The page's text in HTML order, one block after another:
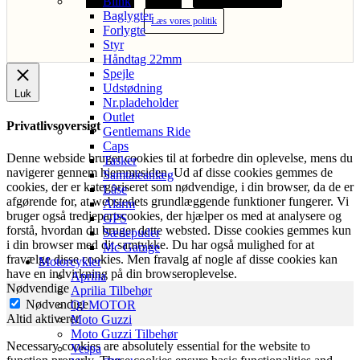
Baglygter
Forlygte
Styr
Håndtag 22mm
Spejle
Udstødning
Nr.pladeholder
Outlet
Gentlemans Ride
Caps
Tasker
Samtaleanlæg
Låse
Alarm
GPS
Sædepuder
Mc Garage
Motorcykler
Aprilia
Aprilia Tilbehør
QJ MOTOR
Moto Guzzi
Moto Guzzi Tilbehør
Vespa
Læs vores politik
Luk
Privatlivsoversigt
Denne webside bruger cookies til at forbedre din oplevelse, mens du
navigerer gennem hjemmesiden. Ud af disse cookies gemmes de
cookies, der er kategoriseret som nødvendige, i din browser, da de er
afgørende for, at webstedets grundlæggende funktioner fungerer. Vi
bruger også tredjepartscookies, der hjælper os med at analysere og
forstå, hvordan du bruger dette websted. Disse cookies gemmes kun
i din browser med dit samtykke. Du har også mulighed for at
fravælge disse cookies. Men fravalg af nogle af disse cookies kan
have en indvirkning på din browseroplevelse.
Nødvendige
Nødvendige
Altid aktiveret
Necessary cookies are absolutely essential for the website to